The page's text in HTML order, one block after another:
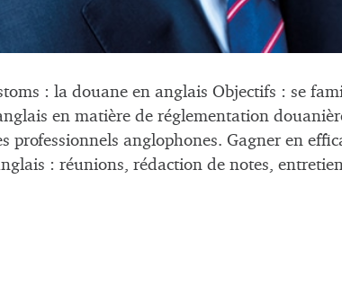
: la douane en anglais Objectifs : se
en matière de réglementation
professionnels anglophones. Gagner en
: réunions, rédaction de notes,